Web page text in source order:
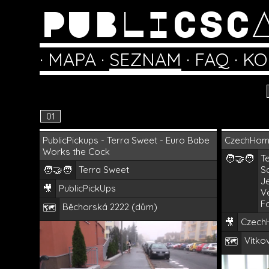
· MAPA · SEZNAM · FAQ ·
01
PublicPickups - Terra Sweet - Euro Babe
Works the Cock
🧑‍🤝‍🧑 Terra Sweet
🎥 PublicPickUps
🗺️ Běchorská 2222 (dům)
🧑‍🤝‍🧑
🎥
🗺️